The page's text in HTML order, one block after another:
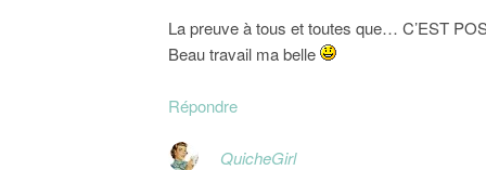
La preuve à tous et toutes que… C’EST
Beau travail ma belle
Répondre
QuicheGirl